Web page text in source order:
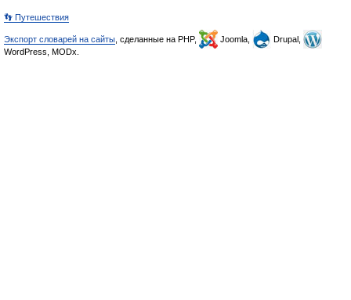
👣 Путешествия
Экспорт словарей на сайты , сделанные на PHP, Joomla,
Drupal,
WordPress, MODx.